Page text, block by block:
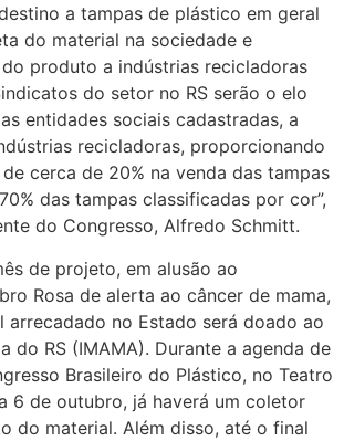
a tampas de plástico em geral
do material na sociedade e
produto a indústrias recicladoras
do setor no RS serão o elo
entidades sociais cadastradas, a
recicladoras, proporcionando
cerca de 20% na venda das tampas
das tampas classificadas por cor”,
do Congresso, Alfredo Schmitt.
de projeto, em alusão ao
Rosa de alerta ao câncer de mama,
arrecadado no Estado será doado ao
do RS (IMAMA). Durante a agenda de
Brasileiro do Plástico, no Teatro
6 de outubro, já haverá um coletor
do material. Além disso, até o final